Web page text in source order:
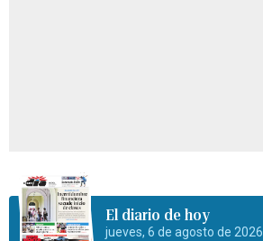
El diario de hoy
jueves, 6 de agosto de 2026